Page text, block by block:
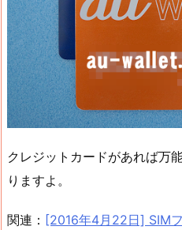
クレジットカードがあれば万
りますよ。
関連： [2016年4月22日] SIM